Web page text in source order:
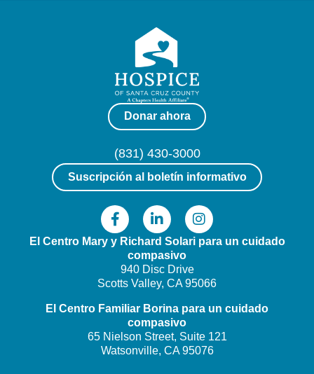
Donar ahora
(831) 430-3000
Suscripción al boletín informativo
El Centro Mary y Richard Solari para un cuidado
compasivo
940 Disc Drive
Scotts Valley, CA 95066
El Centro Familiar Borina para un cuidado
compasivo
65 Nielson Street, Suite 121
Watsonville, CA 95076